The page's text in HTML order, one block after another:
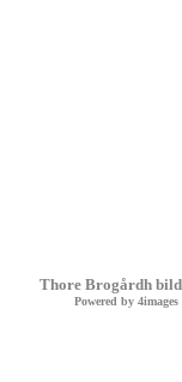
Thore Brogårdh
Powered by 4images